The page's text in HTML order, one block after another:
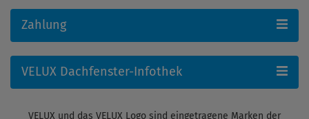
Zahlung
VELUX Dachfenster-Infothek
VELUX und das VELUX Logo sind eingetragene Marken der